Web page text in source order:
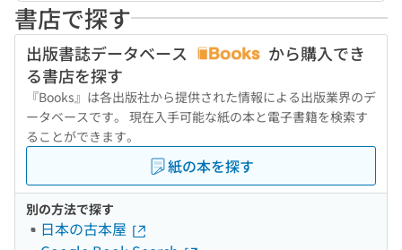
書店で探す
出版書誌データベース
から購入でき
る書店を探す
『Books』は各出版社から提供された情報による出版業界のデ
ータベースです。 現在入手可能な紙の本と電子書籍を検索す
ることができます。
紙の本を探す
別の方法で探す
日本の古本屋